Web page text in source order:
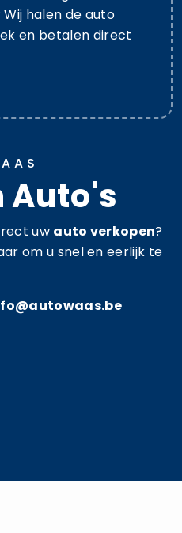
halen de auto
en betalen direct
Auto's
uw auto verkopen?
om u snel en eerlijk te